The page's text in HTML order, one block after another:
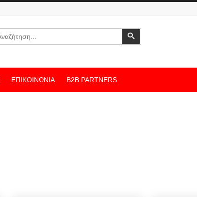
Αναζήτηση
ΕΠΙΚΟΙΝΩΝΊΑ B2B PARTNERS